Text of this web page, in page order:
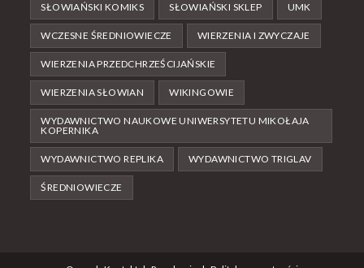
SŁOWIAŃSKI KOMIKS SŁOWIAŃSKI SKLEP UMK
WCZESNE ŚREDNIOWIECZE WIERZENIA I ZWYCZAJE
WIERZENIA PRZEDCHRZEŚCIJAŃSKIE
WIERZENIA SŁOWIAN WIKINGOWIE
WYDAWNICTWO NAUKOWE UNIWERSYTETU MIKOŁAJA
KOPERNIKA
WYDAWNICTWO REPLIKA WYDAWNICTWO TRIGLAV
ŚREDNIOWIECZE